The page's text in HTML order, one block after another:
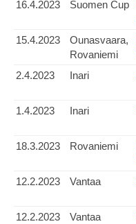
16.4.2023 Suomen Cup
15.4.2023
Ounasvaara,
Rovaniemi
2.4.2023 Inari
1.4.2023
Inari
18.3.2023
Rovaniemi
12.2.2023 Vantaa
12.2.2023 Vantaa